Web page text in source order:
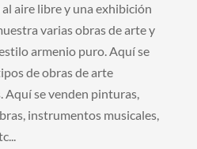
aire libre y una exhibición
varias obras de arte y
armenio puro. Aquí se
de obras de arte
Aquí se venden pinturas,
instrumentos musicales,